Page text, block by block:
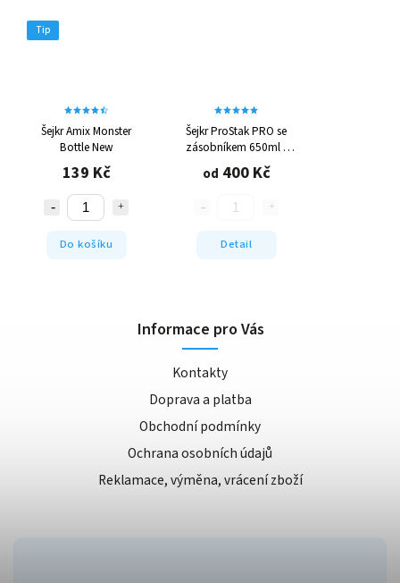
Tip
Šejkr Amix Monster
Bottle New
139 Kč
Do košíku
Šejkr ProStak PRO se
zásobníkem 650ml -
různé barvy
od 400 Kč
Detail
Informace pro Vás
Kontakty
Doprava a platba
Obchodní podmínky
Ochrana osobních údajů
Reklamace, výměna, vrácení zboží